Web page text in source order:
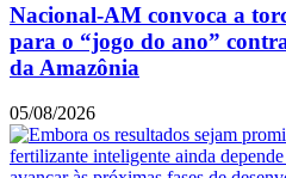
Nacional-AM convoca a
para o “jogo do ano”
da Amazônia
05/08/2026